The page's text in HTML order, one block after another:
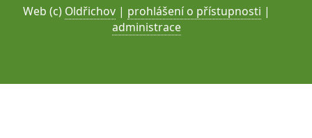
Web (c) Oldřichov | prohlášení o přístupnosti |
administrace